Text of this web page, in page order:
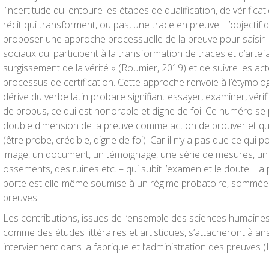
l’incertitude qui entoure les étapes de qualification, de
récit qui transforment, ou pas, une trace en preuve. L’objectif
proposer une approche processuelle de la preuve pour saisir
sociaux qui participent à la transformation de traces et
surgissement de la vérité » (Roumier, 2019) et de suivre les
processus de certification. Cette approche renvoie à
dérive du verbe latin probare signifiant essayer, examiner,
de probus, ce qui est honorable et digne de foi. Ce numéro
double dimension de la preuve comme action de prouver et
(être probe, crédible, digne de foi). Car il n’y a pas que ce qui
image, un document, un témoignage, une série de mesures,
ossements, des ruines etc. – qui subit l’examen et le doute.
porte est elle-même soumise à un régime probatoire,
preuves.
Les contributions, issues de l’ensemble des sciences
comme des études littéraires et artistiques, s’attacheront à
interviennent dans la fabrique et l’administration des preuves